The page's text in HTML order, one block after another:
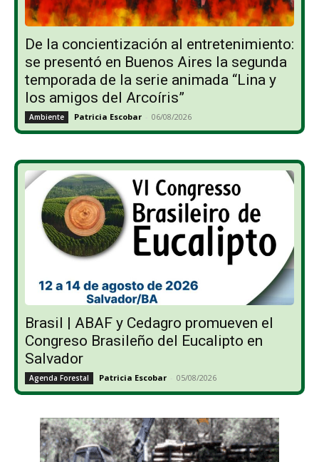
De la concientización al entretenimiento:
se presentó en Buenos Aires la segunda
temporada de la serie animada “Lina y
los amigos del Arcoíris”
Ambiente Patricia Escobar - 06/08/2026
Brasil | ABAF y Cedagro promueven el
Congreso Brasileño del Eucalipto en
Salvador
Agenda Forestal Patricia Escobar - 05/08/2026